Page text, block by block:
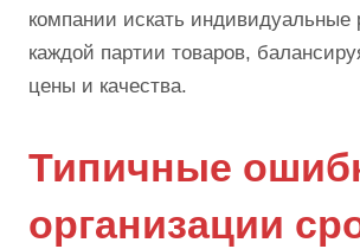
компании искать
каждой партии товаров,
цены и качества.
Типичные
организации